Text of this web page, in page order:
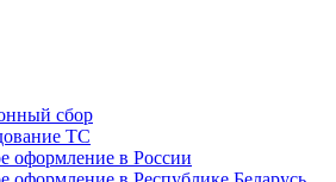
сбор
ТС
оформление в России